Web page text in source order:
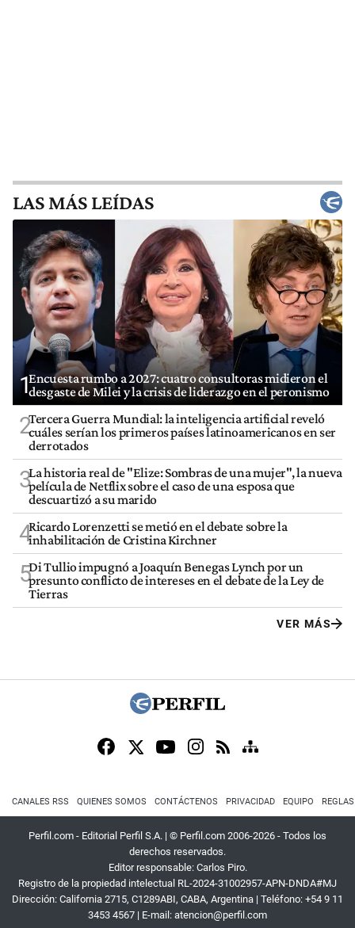
LAS MÁS LEÍDAS
1Encuesta rumbo a 2027: cuatro consultoras midieron el
desgaste de Milei y la crisis de liderazgo en el peronismo
2Tercera Guerra Mundial: la inteligencia artificial reveló
cuáles serían los primeros países latinoamericanos en ser
derrotados
3La historia real de "Elize: Sombras de una mujer", la nueva
película de Netflix sobre el caso de una esposa que
descuartizó a su marido
4Ricardo Lorenzetti se metió en el debate sobre la
inhabilitación de Cristina Kirchner
5Di Tullio impugnó a Joaquín Benegas Lynch por un
presunto conflicto de intereses en el debate de la Ley de
Tierras
VER MÁS
CANALES RSS QUIENES SOMOS CONTÁCTENOS PRIVACIDAD EQUIPO
Perfil.com - Editorial Perfil S.A. | © Perfil.com 2006-2026 - Todos los
derechos reservados.
Editor responsable: Carlos Piro.
Registro de la propiedad intelectual RL-2024-31002957-APN-DNDA#MJ
Dirección: California 2715, C1289ABI, CABA, Argentina | Teléfono: +54 9 11
3453 4567 | E-mail: atencion@perfil.com